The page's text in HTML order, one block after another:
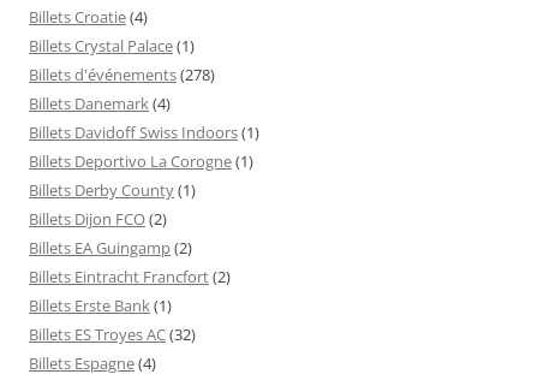
Billets Croatie(4)
Billets Crystal Palace(1)
Billets d'événements(278)
Billets Danemark(4)
Billets Davidoff Swiss Indoors(1)
Billets Deportivo La Corogne(1)
Billets Derby County(1)
Billets Dijon FCO(2)
Billets EA Guingamp(2)
Billets Eintracht Francfort(2)
Billets Erste Bank(1)
Billets ES Troyes AC(32)
Billets Espagne(4)